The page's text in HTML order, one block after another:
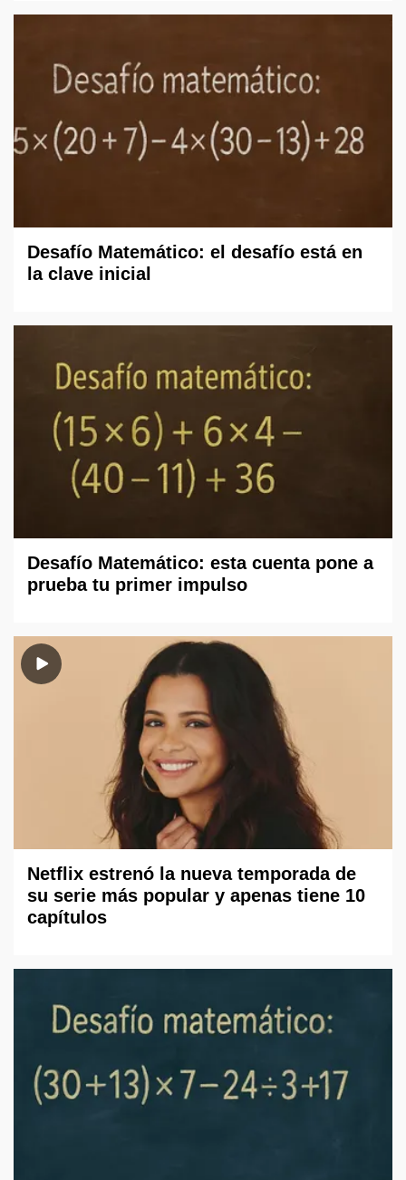
Desafío Matemático: el desafío está en
la clave inicial
Desafío Matemático: esta cuenta pone a
prueba tu primer impulso
Netflix estrenó la nueva temporada de
su serie más popular y apenas tiene 10
capítulos